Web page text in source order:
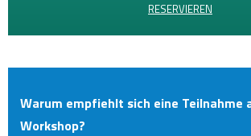
RESERVIEREN
Warum empfiehlt sich eine Teilnahme
Workshop?